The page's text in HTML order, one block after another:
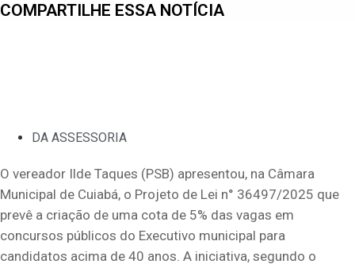
COMPARTILHE ESSA NOTÍCIA
DA ASSESSORIA
O vereador Ilde Taques (PSB) apresentou, na Câmara
Municipal de Cuiabá, o Projeto de Lei n° 36497/2025 que
prevê a criação de uma cota de 5% das vagas em
concursos públicos do Executivo municipal para
candidatos acima de 40 anos. A iniciativa, segundo o